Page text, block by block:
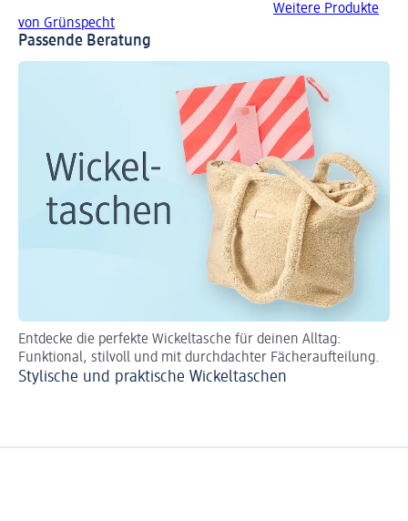
Weitere Produkte
von Grünspecht
Passende Beratung
Entdecke die perfekte Wickeltasche für deinen Alltag:
Funktional, stilvoll und mit durchdachter Fächeraufteilung.
Stylische und praktische Wickeltaschen